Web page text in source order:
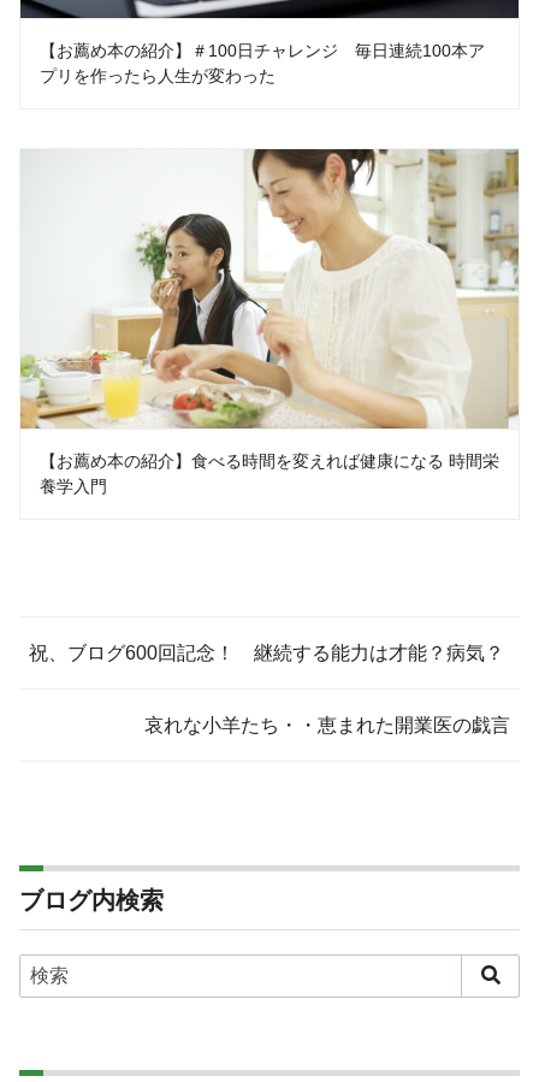
【お薦め本の紹介】＃100日チャレンジ 毎日連続100本ア
プリを作ったら人生が変わった
【お薦め本の紹介】食べる時間を変えれば健康になる 時間栄
養学入門
祝、ブログ600回記念！ 継続する能力は才能？病気？
哀れな小羊たち・・恵まれた開業医の戯言
ブログ内検索